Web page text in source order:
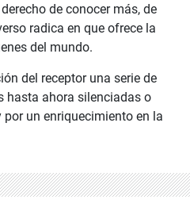
de conocer más, de
radica en que ofrece la
del mundo.
del receptor una serie de
hasta ahora silenciadas o
un enriquecimiento en la